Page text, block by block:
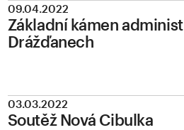
09.04.2022
Základní kámen
Drážďanech
03.03.2022
Soutěž Nová Cibulka